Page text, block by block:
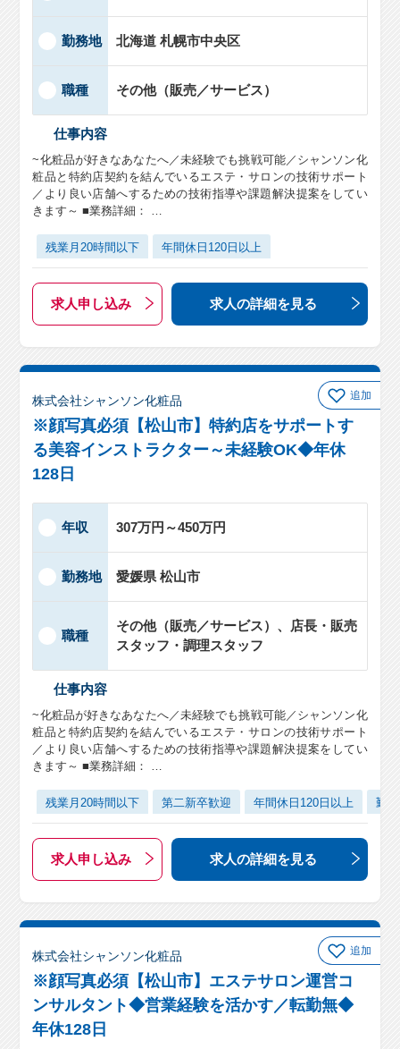
勤務地 北海道 札幌市中央区
職種 その他（販売／サービス）
仕事内容
~化粧品が好きなあなたへ／未経験でも挑戦可能／シャンソン化
粧品と特約店契約を結んでいるエステ・サロンの技術サポート
／より良い店舗へするための技術指導や課題解決提案をしてい
きます～ ■業務詳細： …
残業月20時間以下 年間休日120日以上
求人申し込み 求人の詳細を見る
追加
株式会社シャンソン化粧品
※顔写真必須【松山市】特約店をサポートす
る美容インストラクター～未経験OK◆年休
128日
年収 307万円～450万円
勤務地 愛媛県 松山市
職種
その他（販売／サービス）、店長・販売
スタッフ・調理スタッフ
仕事内容
~化粧品が好きなあなたへ／未経験でも挑戦可能／シャンソン化
粧品と特約店契約を結んでいるエステ・サロンの技術サポート
／より良い店舗へするための技術指導や課題解決提案をしてい
きます～ ■業務詳細： …
残業月20時間以下 第二新卒歓迎 年間休日120日以上 勤
求人申し込み 求人の詳細を見る
追加
株式会社シャンソン化粧品
※顔写真必須【松山市】エステサロン運営コ
ンサルタント◆営業経験を活かす／転勤無◆
年休128日